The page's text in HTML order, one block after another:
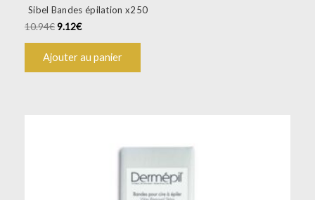
Sibel Bandes épilation x250
10.94€9.12€
Ajouter au panier